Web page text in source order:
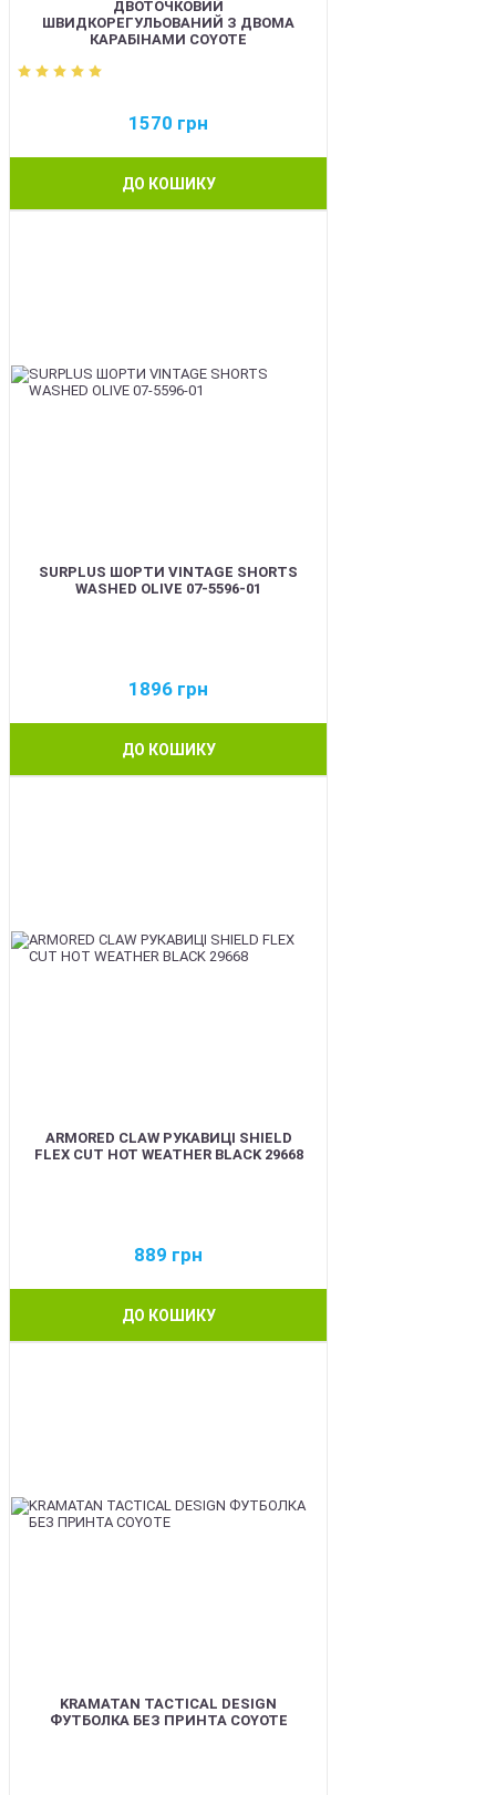
ДВОТОЧКОВИЙ
ШВИДКОРЕГУЛЬОВАНИЙ З ДВОМА
КАРАБІНАМИ COYOTE
1570 грн
ДО КОШИКУ
SURPLUS ШОРТИ VINTAGE SHORTS
WASHED OLIVE 07-5596-01
1896 грн
ДО КОШИКУ
ARMORED CLAW РУКАВИЦІ SHIELD
FLEX CUT HOT WEATHER BLACK 29668
889 грн
ДО КОШИКУ
KRAMATAN TACTICAL DESIGN
ФУТБОЛКА БЕЗ ПРИНТА COYOTE